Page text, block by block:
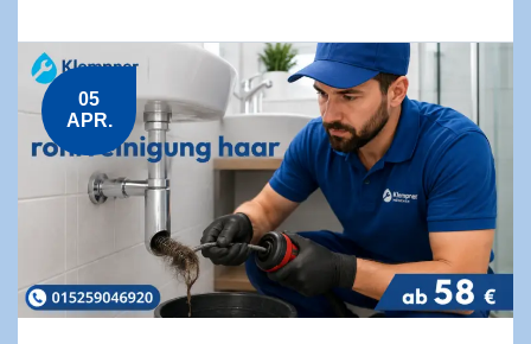
05
APR.